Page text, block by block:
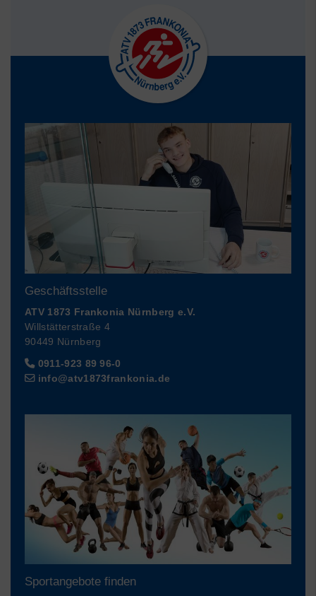
Geschäftsstelle
ATV 1873 Frankonia Nürnberg e.V.
Willstätterstraße 4
90449 Nürnberg
0911-923 89 96-0
info@atv1873frankonia.de
Sportangebote finden